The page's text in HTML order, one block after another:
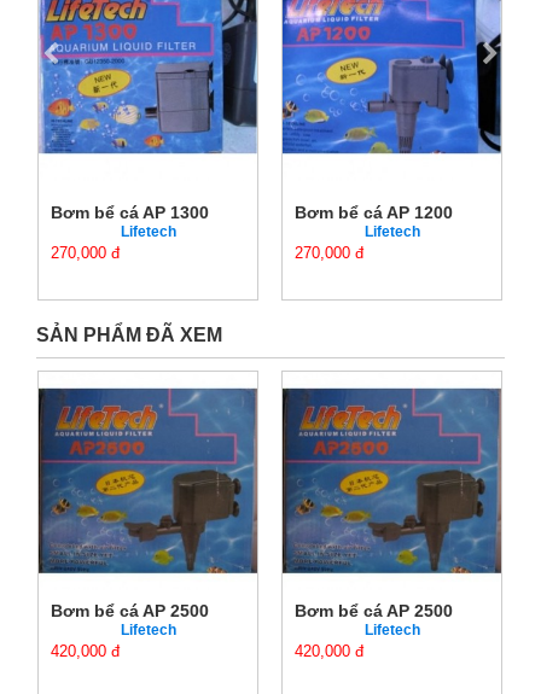
Bơm bể cá AP 1300
Lifetech
270,000 đ
Bơm bể cá AP 1200
Lifetech
270,000 đ
SẢN PHẨM ĐÃ XEM
Bơm bể cá AP 2500
Lifetech
420,000 đ
Bơm bể cá AP 2500
Lifetech
420,000 đ